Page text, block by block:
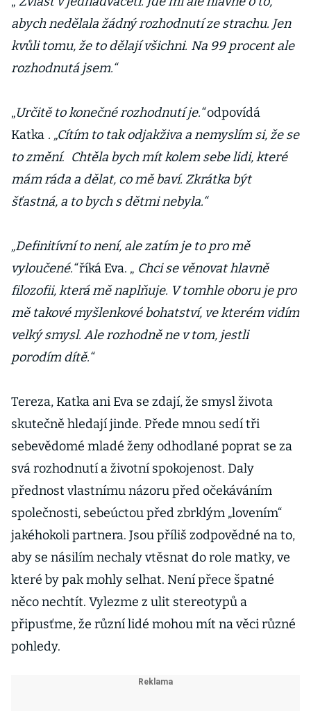
abych nedělala žádný rozhodnutí ze strachu. Jen
kvůli tomu, že to dělají všichni. Na 99 procent ale
rozhodnutá jsem.“
„Určitě to konečné rozhodnutí je.“odpovídá
Katka . „Cítím to tak odjakživa a nemyslím si, že se
to změní. Chtěla bych mít kolem sebe lidi, které
mám ráda a dělat, co mě baví. Zkrátka být
šťastná, a to bych s dětmi nebyla.“
„Definitívní to není, ale zatím je to pro mě
vyloučené.“říká Eva. „ Chci se věnovat hlavně
filozofii, která mě naplňuje. V tomhle oboru je pro
mě takové myšlenkové bohatství, ve kterém vidím
velký smysl. Ale rozhodně ne v tom, jestli
porodím dítě.“
Tereza, Katka ani Eva se zdají, že smysl života
skutečně hledají jinde. Přede mnou sedí tři
sebevědomé mladé ženy odhodlané poprat se za
svá rozhodnutí a životní spokojenost. Daly
přednost vlastnímu názoru před očekáváním
společnosti, sebeúctou před zbrklým „lovením“
jakéhokoli partnera. Jsou příliš zodpovědné na to,
aby se násilím nechaly vtěsnat do role matky, ve
které by pak mohly selhat. Není přece špatné
něco nechtít. Vylezme z ulit stereotypů a
připusťme, že různí lidé mohou mít na věci různé
pohledy.